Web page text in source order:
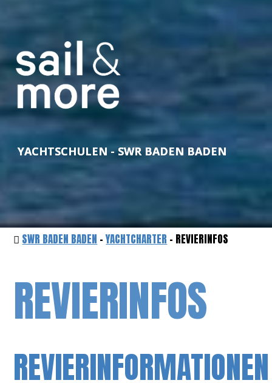
YACHTSCHULEN - SWR BADEN BADEN
SWR BADEN BADEN -YACHTCHARTER - REVIERINFOS
REVIERINFOS
REVIERINFORMATIONEN